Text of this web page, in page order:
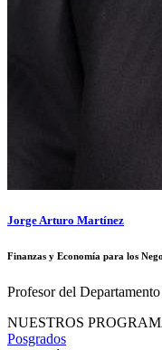
Jorge Arturo Martínez
Finanzas y Economía para los
Profesor del
NUESTROS
Posgrados